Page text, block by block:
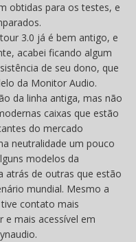
obtidas para os testes, e
3.0 já é bem antigo, e
acabei ficando algum
de seu dono, que
da Monitor Audio.
da linha antiga, mas não
caixas que estão
do mercado
neutralidade um pouco
modelos da
atrás de outras que estão
mundial. Mesmo a
contato mais
mais acessível em